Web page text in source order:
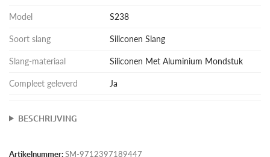
Model S238
Soort slang Siliconen Slang
Slang-materiaal Siliconen Met Aluminium Mondstuk
Compleet geleverd Ja
BESCHRIJVING
Artikelnummer:SM-9712397189447